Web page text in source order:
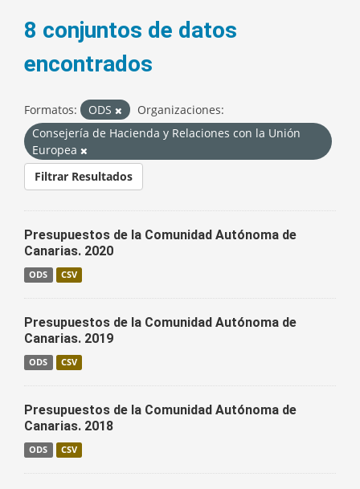
8 conjuntos de datos
encontrados
Formatos: ODS
Organizaciones:
Consejería de Hacienda y Relaciones con la Unión
Europea
Filtrar Resultados
Presupuestos de la Comunidad Autónoma de
Canarias. 2020
ODS CSV
Presupuestos de la Comunidad Autónoma de
Canarias. 2019
ODS CSV
Presupuestos de la Comunidad Autónoma de
Canarias. 2018
ODS CSV